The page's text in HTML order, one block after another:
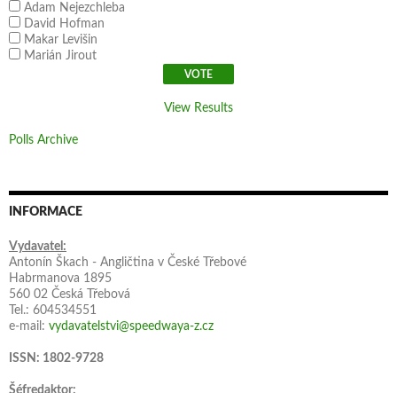
Adam Nejezchleba
David Hofman
Makar Levišin
Marián Jirout
View Results
Polls Archive
INFORMACE
Vydavatel:
Antonín Škach - Angličtina v České Třebové
Habrmanova 1895
560 02 Česká Třebová
Tel.: 604534551
e-mail: vydavatelstvi@speedwaya-z.cz
ISSN: 1802-9728
Šéfredaktor: